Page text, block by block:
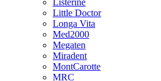
Listerine
Little Doctor
Longa Vita
Med2000
Megaten
Miradent
MontCarotte
MRC